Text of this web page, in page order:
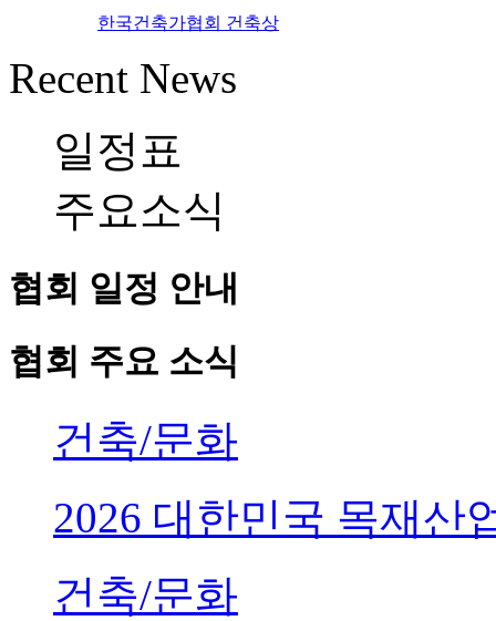
한국건축가협회 건축상
Recent News
일정표
주요소식
협회 일정 안내
협회 주요 소식
건축/문화
2026 대한민국 목재산
건축/문화